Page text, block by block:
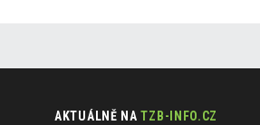
AKTUÁLNĚ NA TZB-INFO.CZ